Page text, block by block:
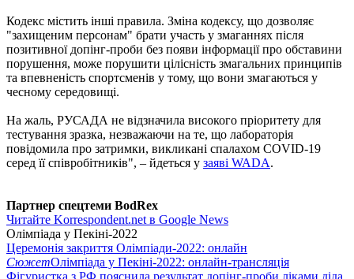
Кодекс містить інші правила. Зміна кодексу, що дозволяє
"захищеним персонам" брати участь у змаганнях після
позитивної допінг-проби без появи інформації про обставини
порушення, може порушити цілісність змагальних принципів
та впевненість спортсменів у тому, що вони змагаються у
чесному середовищі.
На жаль, РУСАДА не відзначила високого пріоритету для
тестування зразка, незважаючи на те, що лабораторія
повідомила про затримки, викликані спалахом COVID-19
серед її співробітників", – йдеться у заяві WADA.
Партнер спецтеми BodRex
Читайте Korrespondent.net в Google News
Олімпіада у Пекіні-2022
Церемонія закриття Олімпіади-2022: онлайн
СюжетОлімпіада у Пекіні-2022: онлайн-трансляція
Фігуристка з РФ пояснила результат допінг-проби ліками діда